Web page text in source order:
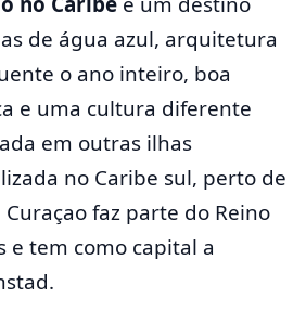
de água azul, arquitetura
o ano inteiro, boa
e uma cultura diferente
em outras ilhas
no Caribe sul, perto de
faz parte do Reino
e tem como capital a